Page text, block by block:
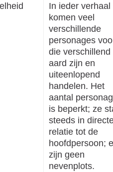
In ieder verhaal
komen veel
verschillende
personages
die verschillend
aard zijn en
uiteenlopend
handelen. Het
aantal
is beperkt; ze
steeds in
relatie tot de
hoofdpersoon;
zijn geen
nevenplots.